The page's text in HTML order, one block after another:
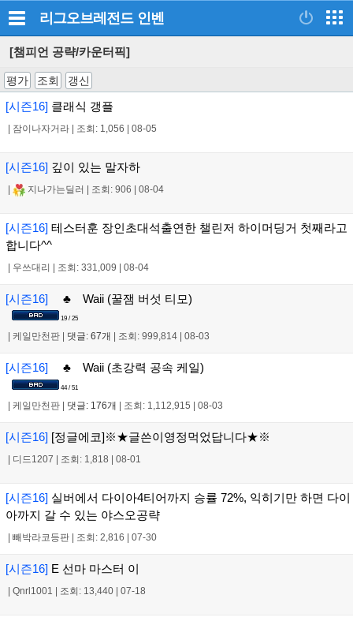
리그오브레전드 인벤
[챔피언 공략/카운터픽]
평가 조회 갱신
[시즌16] 클래식 갱플
잠이나자거라 조회: 1,056 08-05
[시즌16] 깊이 있는 말자하
지나가는딜러 조회: 906 08-04
[시즌16] 테스터훈 장인초대석출연한 챌린저 하이머딩거 첫째라고
합니다^^
우쓰대리 조회: 331,009 08-04
[시즌16] ♣ Waii (꿀잼 버섯 티모)
19 / 25
케일만천판 댓글: 67개 조회: 999,814 08-03
[시즌16] ♣ Waii (초강력 공속 케일)
44 / 51
| 케일만천판 | 댓글: 176개 | 조회: 1,112,915 | 08-03
[시즌16] [정글에코]※★글쓴이영정먹었답니다★※
| 디드1207 | 조회: 1,818 | 08-01
[시즌16] 실버에서 다이아4티어까지 승률 72%, 익히기만 하면 다이
아까지 갈 수 있는 야스오공략
| 빼박라코등판 | 조회: 2,816 | 07-30
[시즌16] E 선마 마스터 이
| Qnrl1001 | 조회: 13,440 | 07-18